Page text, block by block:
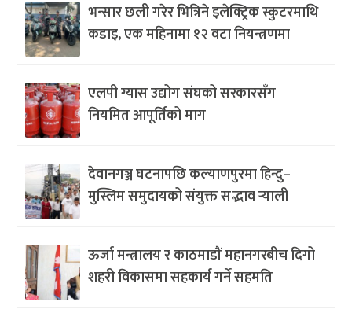
भन्सार छली गरेर भित्रिने इलेक्ट्रिक स्कुटरमाथि
कडाइ, एक महिनामा १२ वटा नियन्त्रणमा
एलपी ग्यास उद्योग संघको सरकारसँग
नियमित आपूर्तिको माग
देवानगञ्ज घटनापछि कल्याणपुरमा हिन्दु–
मुस्लिम समुदायको संयुक्त सद्भाव र्‍याली
ऊर्जा मन्त्रालय र काठमाडौं महानगरबीच दिगो
शहरी विकासमा सहकार्य गर्ने सहमति